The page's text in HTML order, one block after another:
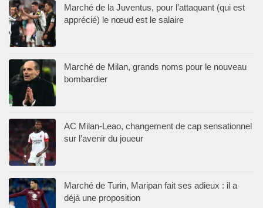
Marché de la Juventus, pour l’attaquant (qui est
apprécié) le nœud est le salaire
Marché de Milan, grands noms pour le nouveau
bombardier
AC Milan-Leao, changement de cap sensationnel
sur l’avenir du joueur
Marché de Turin, Maripan fait ses adieux : il a
déjà une proposition